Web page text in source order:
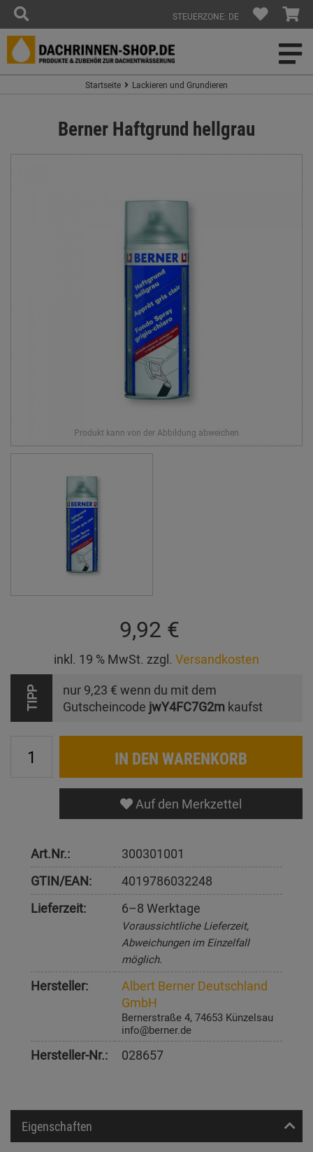
STEUERZONE: DE
Startseite Lackieren und Grundieren
Berner Haftgrund hellgrau
9,92 €
inkl. 19 % MwSt. zzgl. Versandkosten
TIPP nur 9,23 € wenn du mit dem
Gutscheincode jwY4FC7G2m kaufst
IN DEN WARENKORB
Auf den Merkzettel
Art.Nr.:
300301001
GTIN/EAN:
4019786032248
Lieferzeit:
6–8 Werktage
Voraussichtliche Lieferzeit,
Abweichungen im Einzelfall
möglich.
Hersteller:
Albert Berner Deutschland
GmbH
Bernerstraße 4, 74653 Künzelsau
info@berner.de
Hersteller-Nr.: 028657
Eigenschaften